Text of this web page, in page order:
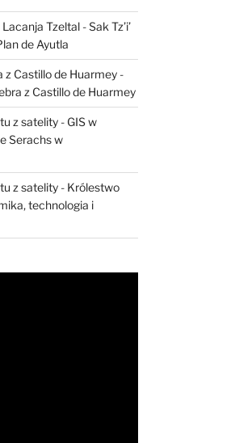
Lacanja Tzeltal-Sak Tz’i’
de Ayutla
Castillo de Huarmey-
z Castillo de Huarmey
z satelity- GIS w
Serachs w
z satelity- Królestwo
technologia i